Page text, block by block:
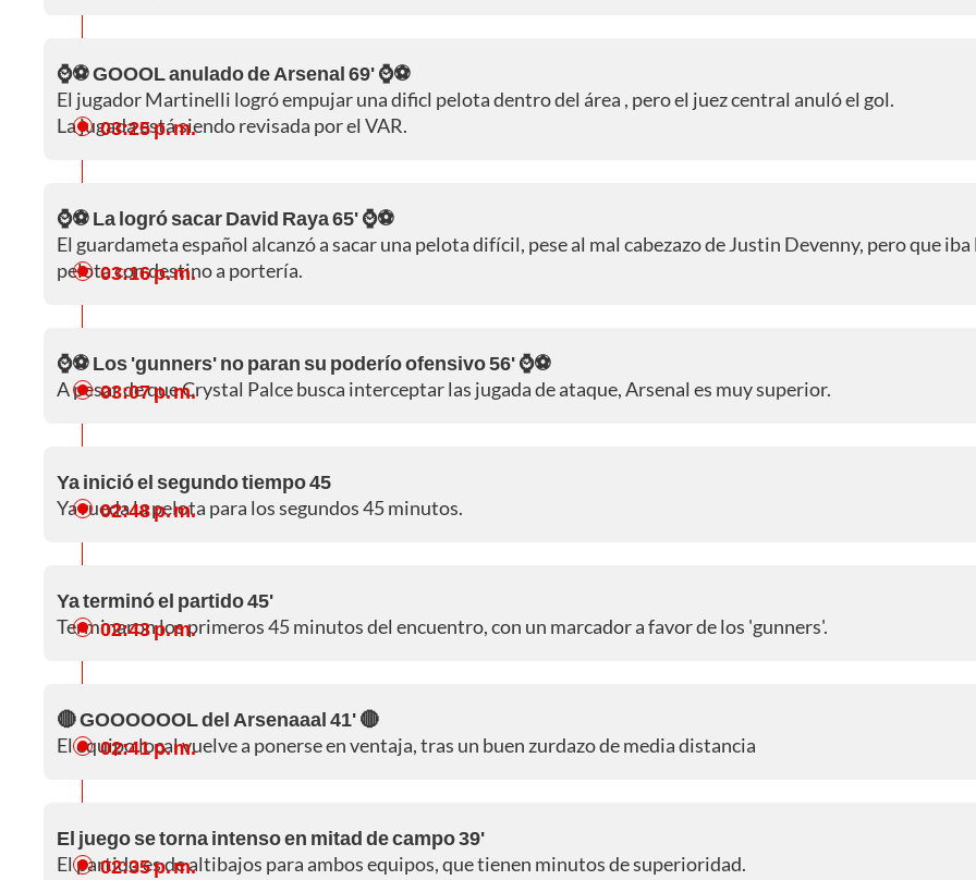
⌚⚽ GOOOL anulado de Arsenal 69' ⌚⚽
El jugador Martinelli logró empujar una dificl pelota dentro del área , pero el juez central anuló el gol.
La jugada está siendo revisada por el VAR.
03:25 p. m.
⌚⚽ La logró sacar David Raya 65' ⌚⚽
El guardameta español alcanzó a sacar una pelota difícil, pese al mal cabezazo de Justin Devenny, pero que iba
pelota con destino a portería.
03:16 p. m.
⌚⚽ Los 'gunners' no paran su poderío ofensivo 56' ⌚⚽
A pesar de que Crystal Palce busca interceptar las jugada de ataque, Arsenal es muy superior.
03:07 p. m.
Ya inició el segundo tiempo 45
Ya rueda la pelota para los segundos 45 minutos.
02:48 p. m.
Ya terminó el partido 45'
Terminaron los primeros 45 minutos del encuentro, con un marcador a favor de los 'gunners'.
02:43 p. m.
🔴 GOOOOOOL del Arsenaaal 41' 🔴
El equipo local vuelve a ponerse en ventaja, tras un buen zurdazo de media distancia
02:41 p. m.
El juego se torna intenso en mitad de campo 39'
El partido es de altibajos para ambos equipos, que tienen minutos de superioridad.
02:35 p. m.